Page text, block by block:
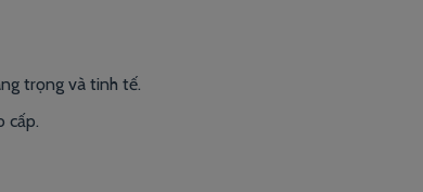
trọng và tinh tế.
cấp.